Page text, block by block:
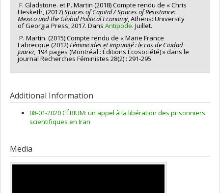
F. Gladstone. et P. Martin (2018) Compte rendu de « Chris
Hesketh, (2017)Spaces of Capital / Spaces of Resistance:
Mexico and the Global Political Economy, Athens: University
of Georgia Press, 2017. Dans Antipode. Juillet.
P. Martin. (2015) Compte rendu de « Marie France
Labrecque (2012)Féminicideset impunité : le cas de Ciudad
Juarez, 194 pages (Montréal : Éditions Écosociété) » dans le
journal Recherches Féministes 28(2) : 291-295.
Additional Information
08-01-2020 CÉRIUM: un appel à la libération des prisonniers
scientifiques en Iran
Media